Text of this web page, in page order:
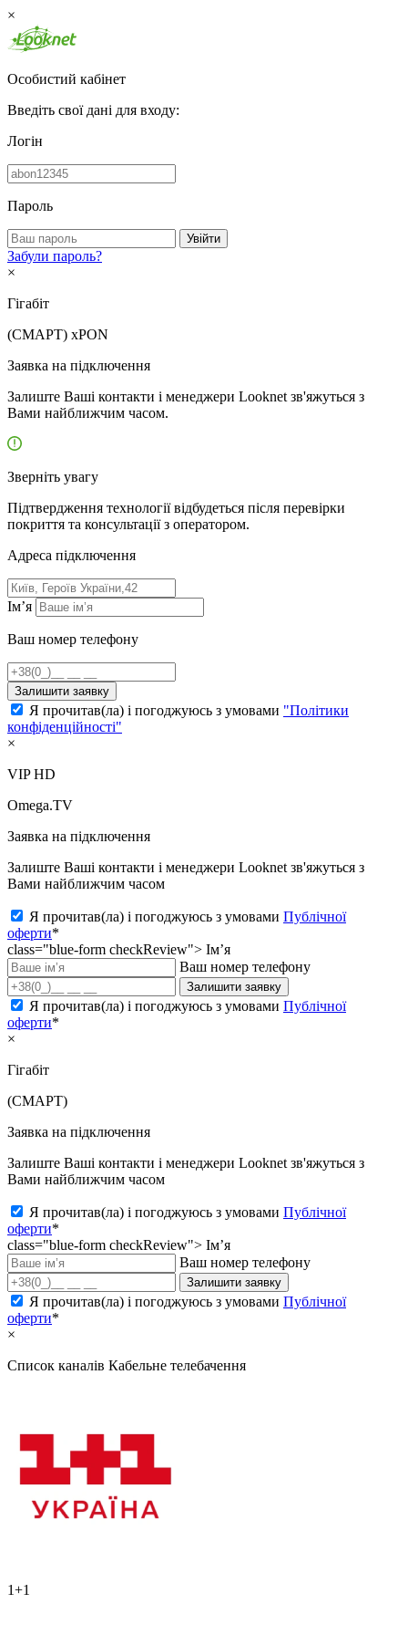
×
Особистий кабінет
Введіть свої дані для входу:
Логін
Пароль
Увійти
Забули пароль?
×
Гігабіт
(СМАРТ) xPON
Заявка на підключення
Залиште Ваші контакти і менеджери Looknet зв'яжуться з
Вами найближчим часом.
Зверніть увагу
Підтвердження технології відбудеться після перевірки
покриття та консультації з оператором.
Адресa підключення
Ім’я
Ваш номер телефону
Залишити заявку
Я прочитав(ла) і погоджуюсь з умовами "Політики
конфіденційності"
×
VIP HD
Omega.TV
Заявка на підключення
Залиште Ваші контакти і менеджери Looknet зв'яжуться з
Вами найближчим часом
Я прочитав(ла) і погоджуюсь з умовами Публічної
оферти*
class="blue-form checkReview"> Ім’я
Ваш номер телефону
Залишити заявку
Я прочитав(ла) і погоджуюсь з умовами Публічної
оферти*
×
Гігабіт
(СМАРТ)
Заявка на підключення
Залиште Ваші контакти і менеджери Looknet зв'яжуться з
Вами найближчим часом
Я прочитав(ла) і погоджуюсь з умовами Публічної
оферти*
class="blue-form checkReview"> Ім’я
Ваш номер телефону
Залишити заявку
Я прочитав(ла) і погоджуюсь з умовами Публічної
оферти*
×
Список каналів Кабельне телебачення
1+1